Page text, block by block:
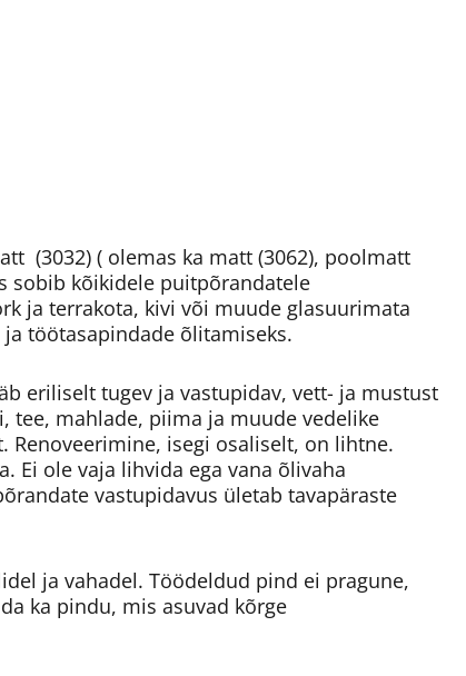
(3032) ( olemas ka matt (3062), poolmatt
sobib kõikidele puitpõrandatele
ja terrakota, kivi või muude glasuurimata
töötasapindade õlitamiseks.
eriliselt tugev ja vastupidav, vett- ja mustust
tee, mahlade, piima ja muude vedelike
Renoveerimine, isegi osaliselt, on lihtne.
Ei ole vaja lihvida ega vana õlivaha
vastupidavus ületab tavapäraste
ja vahadel. Töödeldud pind ei pragune,
ka pindu, mis asuvad kõrge